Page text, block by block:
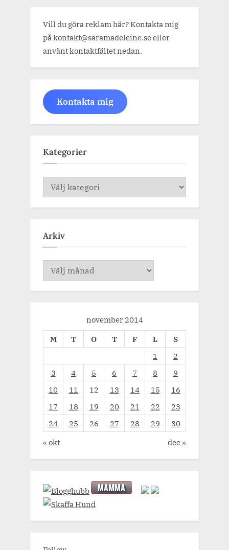
Vill du göra reklam här? Kontakta mig
på kontakt@saramadeleine.se eller
använt kontaktfältet nedan.
Kontakta mig
Kategorier
Kategorier
Arkiv
Arkiv
november 2014
M
T O T F L
S
1
2
3
4 5 6 7 8
9
10
11 12 13 14 15
16
17
18 19 20 21 22
23
24
25 26 27 28 29
30
« okt
dec »